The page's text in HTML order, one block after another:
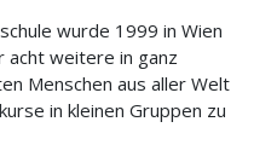
wurde 1999 in Wien
acht weitere in ganz
Menschen aus aller Welt
in kleinen Gruppen zu